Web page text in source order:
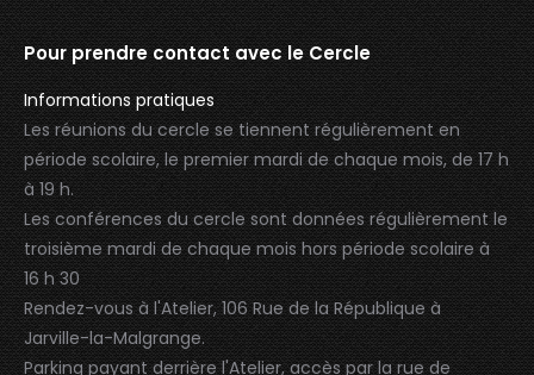
Pour prendre contact avec le Cercle
Informations pratiques
Les réunions du cercle se tiennent régulièrement en
période scolaire, le premier mardi de chaque mois, de 17 h
à 19 h.
Les conférences du cercle sont données régulièrement le
troisième mardi de chaque mois hors période scolaire à
16 h 30
Rendez-vous à l'Atelier, 106 Rue de la République à
Jarville-la-Malgrange.
Parking payant derrière l'Atelier, accès par la rue de